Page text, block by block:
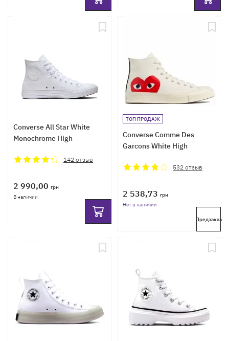
Converse All Star White
Monochrome High
142 отзыв
2 990,00 грн
В наличии
ТОП ПРОДАЖ
Converse Comme Des
Garcons White High
532 отзыв
2 538,73 грн
Нет в наличии
Предзаказ